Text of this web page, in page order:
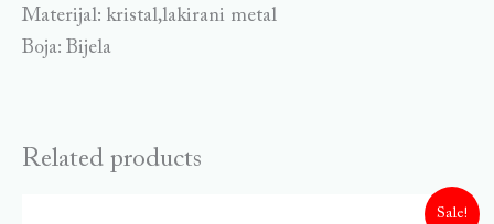
Materijal: kristal,lakirani metal
Boja: Bijela
Related products
Sale!